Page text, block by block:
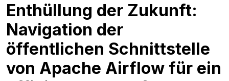
Enthüllung der Zukunft:
Navigation der
öffentlichen Schnittstelle
von Apache Airflow für ein